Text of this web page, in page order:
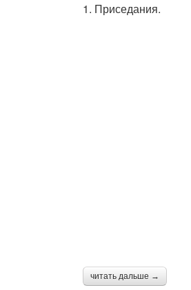
1. Приседания.
читать дальше →